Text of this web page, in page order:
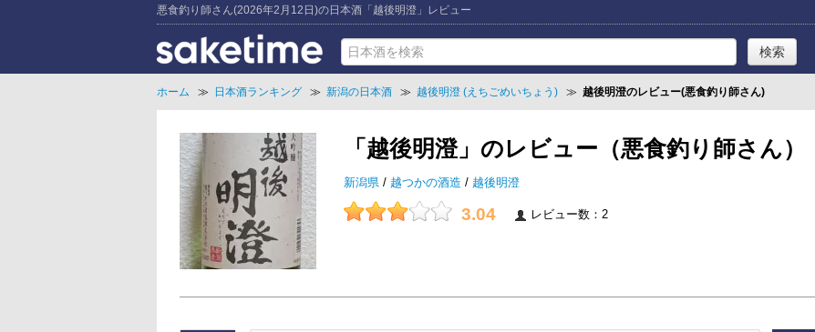
悪食釣り師さん(2026年2月12日)の日本酒「越後明澄」レビュー
ホーム ≫ 日本酒ランキング ≫ 新潟の日本酒 ≫ 越後明澄 (えちごめいちょう) ≫ 越後明澄のレビュー(悪食釣り師さん)
「越後明澄」のレビュー（悪食釣り師さん）
新潟県 / 越つかの酒造 / 越後明澄
3.04 レビュー数：2